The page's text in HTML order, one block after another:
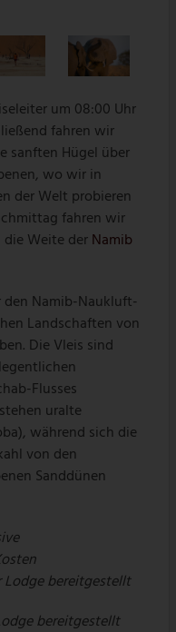
um 08:00 Uhr
fahren wir
sanften Hügel über
wo wir in
der Welt probieren
fahren wir
Weite derNamib
den Namib-Naukluft-
Landschaften von
Die Vleis sind
Flusses
uralte
während sich die
von den
Sanddünen
Lodge bereitgestellt
bereitgestellt